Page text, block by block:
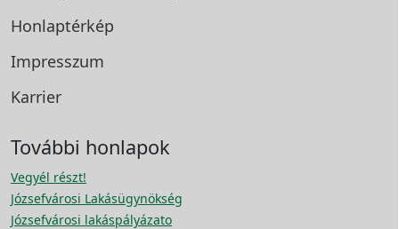
Honlaptérkép
Impresszum
Karrier
További honlapok
Vegyél részt!
Józsefvárosi Lakásügynökség
Józsefvárosi lakáspályázato